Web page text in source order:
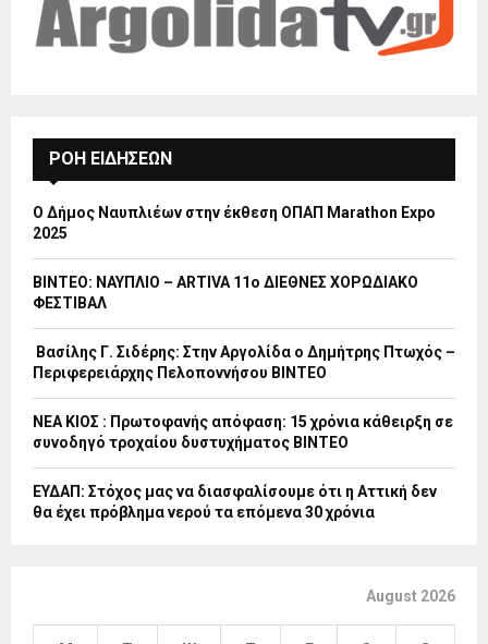
ΡΟΗ ΕΙΔΗΣΕΩΝ
Ο Δήμος Ναυπλιέων στην έκθεση ΟΠΑΠ Marathon Expo
2025
ΒΙΝΤΕΟ: ΝΑΥΠΛΙΟ – ARTIVA 11ο ΔΙΕΘΝΕΣ ΧΟΡΩΔΙΑΚΟ
ΦΕΣΤΙΒΑΛ
Βασίλης Γ. Σιδέρης: Στην Αργολίδα ο Δημήτρης Πτωχός –
Περιφερειάρχης Πελοποννήσου ΒΙΝΤΕΟ
ΝΕΑ ΚΙΟΣ : Πρωτοφανής απόφαση: 15 χρόνια κάθειρξη σε
συνοδηγό τροχαίου δυστυχήματος ΒΙΝΤΕΟ
ΕΥΔΑΠ: Στόχος μας να διασφαλίσουμε ότι η Αττική δεν
θα έχει πρόβλημα νερού τα επόμενα 30 χρόνια
August 2026